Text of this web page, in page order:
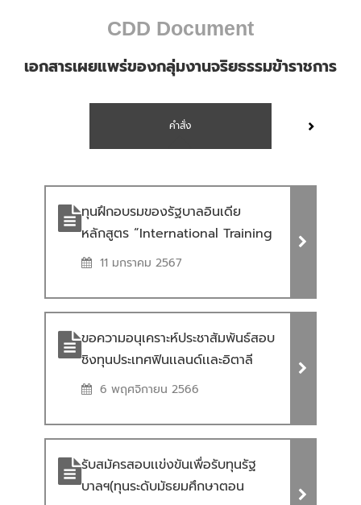
CDD Document
เอกสารเผยแพร่ของกลุ่มงานจริยธรรมข้าราชการ
คำสั่ง
ทุนฝึกอบรมของรัฐบาลอินเดีย
หลักสูตร “International Training
Programme on Sustainable
Integrated Approach” ทุนฝึก
“International Training
Programme on Sustainable
Developement Goals and
11 มกราคม 2567
ขอความอนุเคราะห์ประชาสัมพันธ์สอบ
ชิงทุนประเทศฟินเเลนด์เเละอิตาลี
6 พฤศจิกายน 2566
รับสมัครสอบเเข่งขันเพื่อรับทุนรัฐ
บาลฯ(ทุนระดับมัธยมศึกษาตอน